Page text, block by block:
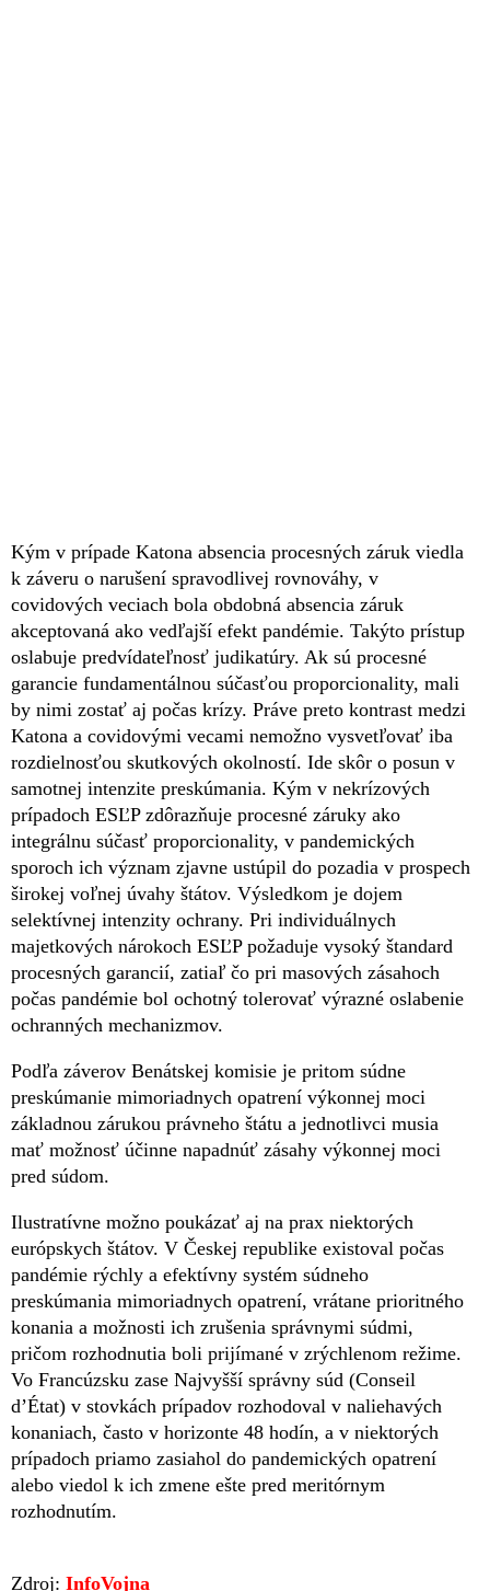
Kým v prípade Katona absencia procesných záruk viedla
k záveru o narušení spravodlivej rovnováhy, v
covidových veciach bola obdobná absencia záruk
akceptovaná ako vedľajší efekt pandémie. Takýto prístup
oslabuje predvídateľnosť judikatúry. Ak sú procesné
garancie fundamentálnou súčasťou proporcionality, mali
by nimi zostať aj počas krízy. Práve preto kontrast medzi
Katona a covidovými vecami nemožno vysvetľovať iba
rozdielnosťou skutkových okolností. Ide skôr o posun v
samotnej intenzite preskúmania. Kým v nekrízových
prípadoch ESĽP zdôrazňuje procesné záruky ako
integrálnu súčasť proporcionality, v pandemických
sporoch ich význam zjavne ustúpil do pozadia v prospech
širokej voľnej úvahy štátov. Výsledkom je dojem
selektívnej intenzity ochrany. Pri individuálnych
majetkových nárokoch ESĽP požaduje vysoký štandard
procesných garancií, zatiaľ čo pri masových zásahoch
počas pandémie bol ochotný tolerovať výrazné oslabenie
ochranných mechanizmov.
Podľa záverov Benátskej komisie je pritom súdne
preskúmanie mimoriadnych opatrení výkonnej moci
základnou zárukou právneho štátu a jednotlivci musia
mať možnosť účinne napadnúť zásahy výkonnej moci
pred súdom.
Ilustratívne možno poukázať aj na prax niektorých
európskych štátov. V Českej republike existoval počas
pandémie rýchly a efektívny systém súdneho
preskúmania mimoriadnych opatrení, vrátane prioritného
konania a možnosti ich zrušenia správnymi súdmi,
pričom rozhodnutia boli prijímané v zrýchlenom režime.
Vo Francúzsku zase Najvyšší správny súd (Conseil
d’État) v stovkách prípadov rozhodoval v naliehavých
konaniach, často v horizonte 48 hodín, a v niektorých
prípadoch priamo zasiahol do pandemických opatrení
alebo viedol k ich zmene ešte pred meritórnym
rozhodnutím.
Zdroj: InfoVojna